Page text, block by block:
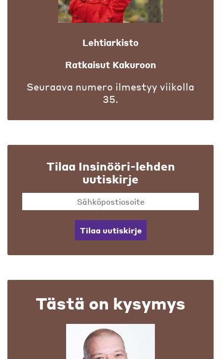
Lehtiarkisto
Ratkaisut Kakuroon
Seuraava numero ilmestyy viikolla
35.
Tilaa Insinööri-lehden
uutiskirje
Tilaa uutiskirje
Tästä on kysymys